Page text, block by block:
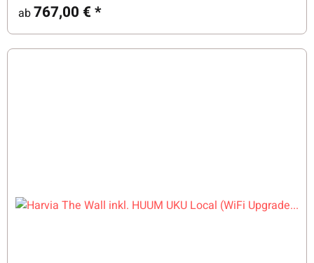
ab767,00 €*